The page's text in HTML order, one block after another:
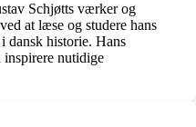
Schjøtts værker og
at læse og studere hans
dansk historie. Hans
inspirere nutidige